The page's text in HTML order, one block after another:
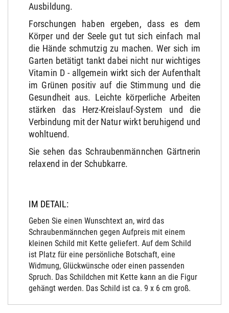
Ausbildung.
Forschungen haben ergeben, dass es dem
Körper und der Seele gut tut sich einfach mal
die Hände schmutzig zu machen.Wer sich im
Garten betätigt tankt dabei nicht nur wichtiges
Vitamin D - allgemein wirkt sich der Aufenthalt
im Grünen positiv auf die Stimmung und die
Gesundheit aus. Leichte körperliche Arbeiten
stärken das Herz-Kreislauf-System und die
Verbindung mit der Natur wirkt beruhigend und
wohltuend.
Sie sehen das Schraubenmännchen Gärtnerin
relaxend in der Schubkarre.
IM DETAIL:
Geben Sie einen Wunschtext an, wird das
Schraubenmännchen gegen Aufpreis mit einem
kleinen Schild mit Kette geliefert. Auf dem Schild
ist Platz für eine persönliche Botschaft, eine
Widmung, Glückwünsche oder einen passenden
Spruch. Das Schildchen mit Kette kann an die Figur
gehängt werden. Das Schild ist ca. 9 x 6 cm groß.